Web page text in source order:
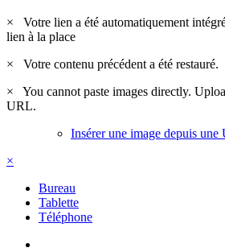
×
Votre lien a été automatiquement
lien à la place
×
Votre contenu précédent a été restauré.
×
You cannot paste images directly.
URL.
Insérer une image depuis une
×
Bureau
Tablette
Téléphone